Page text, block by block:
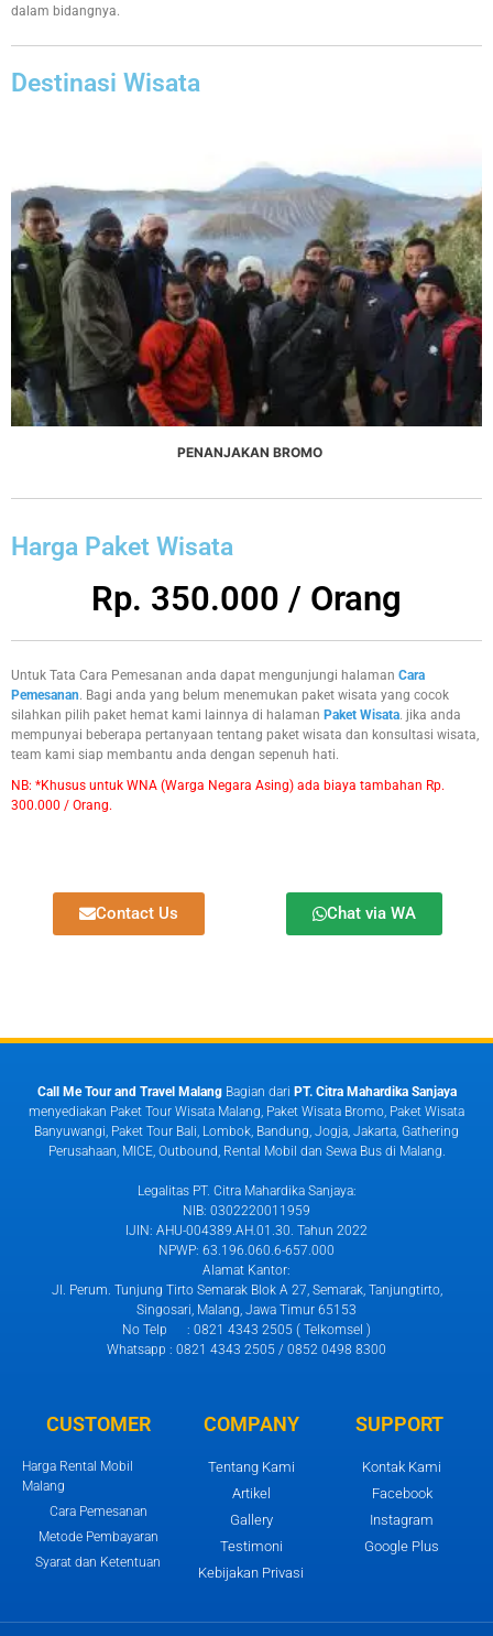
dalam bidangnya.
Destinasi Wisata
PENANJAKAN BROMO
Harga Paket Wisata
Rp. 350.000 / Orang
Untuk Tata Cara Pemesanan anda dapat mengunjungi halaman Cara
Pemesanan. Bagi anda yang belum menemukan paket wisata yang cocok
silahkan pilih paket hemat kami lainnya di halaman Paket Wisata. jika anda
mempunyai beberapa pertanyaan tentang paket wisata dan konsultasi wisata,
team kami siap membantu anda dengan sepenuh hati.
NB: *Khusus untuk WNA (Warga Negara Asing) ada biaya tambahan Rp.
300.000 / Orang.
Contact Us Chat via WA
Call Me Tour and Travel MalangBagian dari PT. Citra Mahardika Sanjaya
menyediakan Paket Tour Wisata Malang, Paket Wisata Bromo, Paket Wisata
Banyuwangi, Paket Tour Bali, Lombok, Bandung, Jogja, Jakarta, Gathering
Perusahaan, MICE, Outbound, Rental Mobil dan Sewa Bus di Malang.
Legalitas PT. Citra Mahardika Sanjaya:
NIB: 0302220011959
IJIN: AHU-004389.AH.01.30. Tahun 2022
NPWP: 63.196.060.6-657.000
Alamat Kantor:
Jl. Perum. Tunjung Tirto Semarak Blok A 27, Semarak, Tanjungtirto,
Singosari, Malang, Jawa Timur 65153
No Telp : 0821 4343 2505 ( Telkomsel )
Whatsapp : 0821 4343 2505 / 0852 0498 8300
CUSTOMER
Harga Rental Mobil
Malang
Cara Pemesanan
Metode Pembayaran
Syarat dan Ketentuan
COMPANY
Tentang Kami
Artikel
Gallery
Testimoni
Kebijakan Privasi
SUPPORT
Kontak Kami
Facebook
Instagram
Google Plus